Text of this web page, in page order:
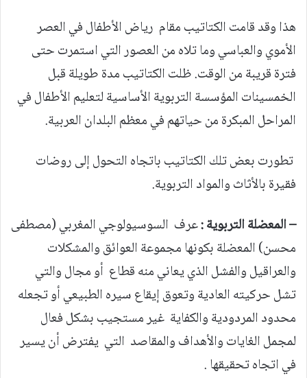
هذا وقد قامت الكتاتيب مقام رياض الأطفال في العصر
الأموي والعباسي وما تلاه من العصور التي استمرت حتى
فترة قريبة من الوقت. ظلت الكتاتيب مدة طويلة قبل
الخمسينات المؤسسة التربوية الأساسية لتعليم الأطفال في
المراحل المبكرة من حياتهم في معظم البلدان العربية.
تطورت بعض تلك الكتاتيب باتجاه التحول إلى روضات
فقيرة بالأثاث والمواد التربوية.
– المعضلة التربوية :عرف السوسيولوجي المغربي (مصطفى
محسن) المعضلة بكونها مجموعة العوائق والمشكلات
والعراقيل والفشل الذي يعاني منه قطاع أو مجال والتي
تشل حركيته العادية وتعوق إيقاع سيره الطبيعي أو تجعله
محدود المردودية والكفاية غير مستجيب بشكل فعال
لمجمل الغايات والأهداف والمقاصد التي يفترض أن يسير
في اتجاه تحقيقها .